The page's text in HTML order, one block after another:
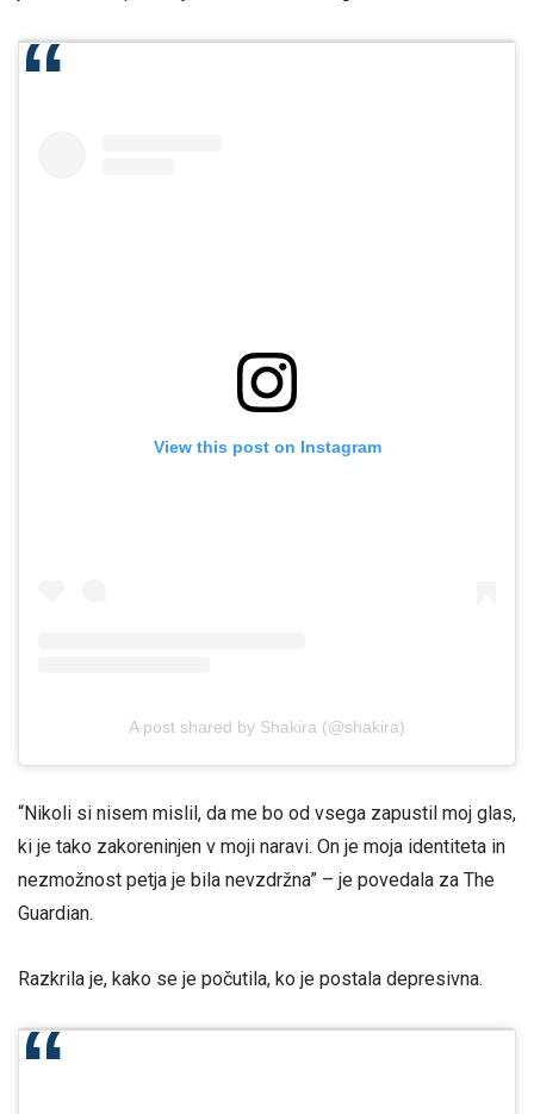
View this post on Instagram
A post shared by Shakira (@shakira)
“Nikoli si nisem mislil, da me bo od vsega zapustil moj glas,
ki je tako zakoreninjen v moji naravi. On je moja identiteta in
nezmožnost petja je bila nevzdržna” – je povedala za The
Guardian.
Razkrila je, kako se je počutila, ko je postala depresivna.